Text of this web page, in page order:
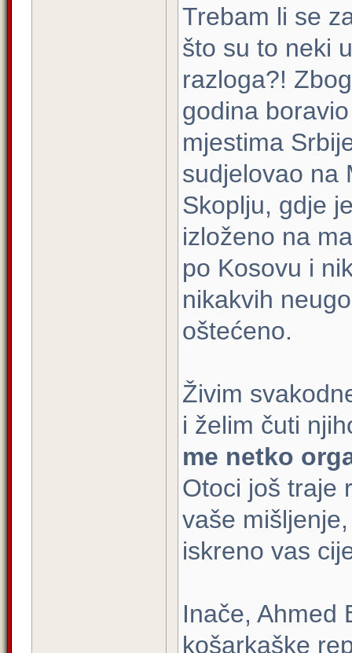
Trebam li se
što su to neki
razloga?!
godina
mjestima
sudjelovao na
Skoplju, gdje
izloženo na
po Kosovu i
nikakvih
oštećeno.
Živim
i želim čuti
me netko
Otoci još traje
vaše
iskreno vas
Inače, Ahmed
košarkaške